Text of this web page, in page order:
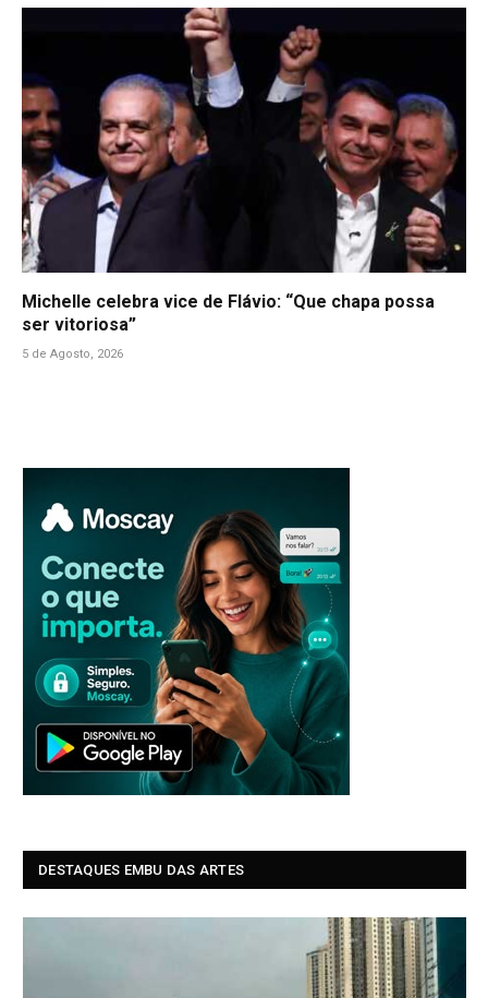
Michelle celebra vice de Flávio: “Que chapa possa
ser vitoriosa”
5 de Agosto, 2026
DESTAQUES EMBU DAS ARTES